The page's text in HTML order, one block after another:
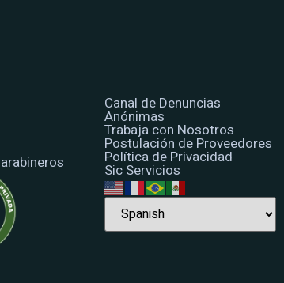
Canal de Denuncias
Anónimas
Trabaja con Nosotros
Postulación de Proveedores
Política de Privacidad
Sic Servicios